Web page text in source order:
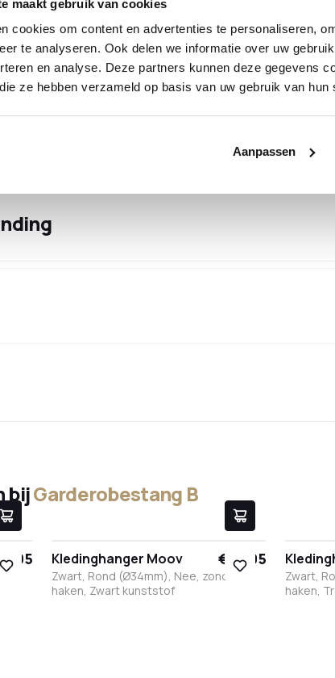
maakt gebruik van cookies
cookies om content en advertenties te personaliseren,
te analyseren. Ook delen we informatie over uw
en analyse. Deze partners kunnen deze gegevens
ze hebben verzameld op basis van uw gebruik van hun
Aanpassen
dit product
bijGarderobestang B
Kledinghanger Moov € 17,95
Zwart, Rond (Ø34mm), Nee, zonder
haken, Zwart kunststof
Zwart,
haken,